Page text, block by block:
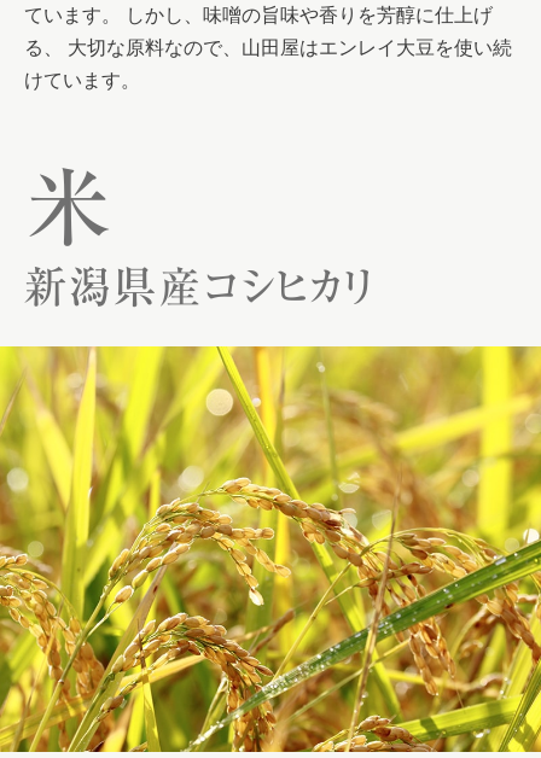
ています。 しかし、味噌の旨味や香りを芳醇に仕上げ
る、 大切な原料なので、山田屋はエンレイ大豆を使い続
けています。
米
新潟県産コシヒカリ